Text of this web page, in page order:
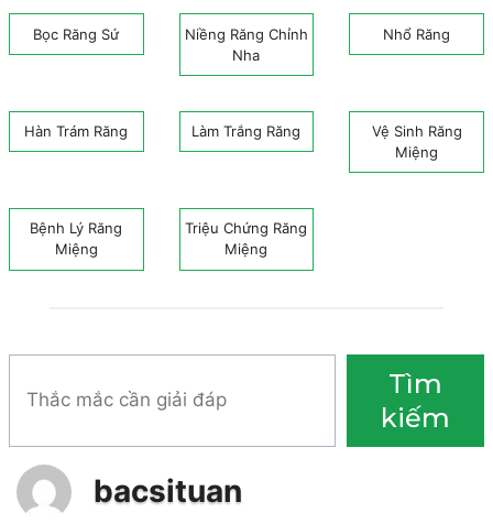
Bọc Răng Sứ
Niềng Răng Chỉnh
Nha
Nhổ Răng
Hàn Trám Răng Làm Trắng Răng
Vệ Sinh Răng
Miệng
Bệnh Lý Răng
Miệng
Triệu Chứng Răng
Miệng
kiếm
Tìm
kiếm
bacsituan